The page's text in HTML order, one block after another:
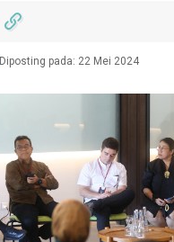
Diposting pada: 22 Mei 2024